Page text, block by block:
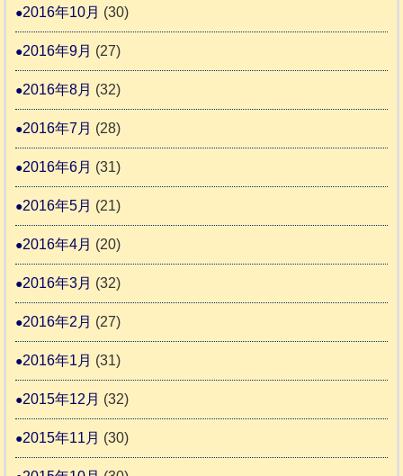
2016年10月 (30)
2016年9月 (27)
2016年8月 (32)
2016年7月 (28)
2016年6月 (31)
2016年5月 (21)
2016年4月 (20)
2016年3月 (32)
2016年2月 (27)
2016年1月 (31)
2015年12月 (32)
2015年11月 (30)